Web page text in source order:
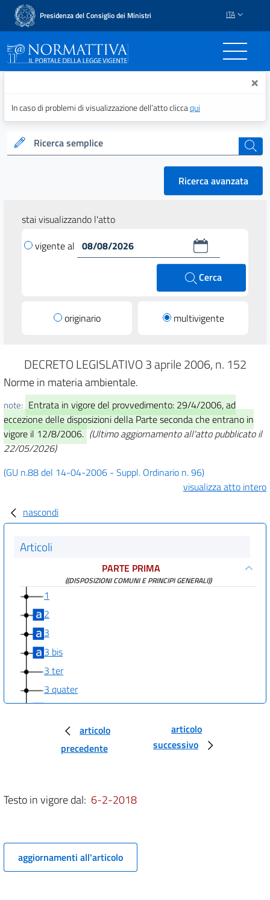
Presidenza del Consiglio dei Ministri ITA
Normattiva - Il portale ×
In caso di problemi di visualizzazione dell’atto cliccaqui
Ricerca semplice cerca
Ricerca avanzata
stai visualizzando l'atto
vigente al
Cerca
originario multivigente
DECRETO LEGISLATIVO 3 aprile 2006, n. 152
Norme in materia ambientale.
note: Entrata in vigore del provvedimento: 29/4/2006, ad
eccezione delle disposizioni della Parte seconda che entrano in
vigore il 12/8/2006. (Ultimo aggiornamento all'atto pubblicato il
22/05/2026)
(GU n.88 del 14-04-2006 - Suppl. Ordinario n. 96)
visualizza atto intero
nascondi
Articoli
PARTE PRIMA
((DISPOSIZIONI COMUNI E PRINCIPI GENERALI))
1
2
3
3 bis
3 ter
3 quater
3 quinquies
3 sexies
3 septies
L'AUTORIZZAZIONE INTEGRATA AMBIENTALE (IPPC)
TITOLO I
(AIA).))
4
5
articolo
precedente
articolo
successivo
Testo in vigore dal: 6-2-2018
aggiornamenti all'articolo